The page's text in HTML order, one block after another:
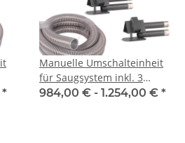
*
Manuelle Umschalteinheit
für Saugsystem inkl. 3
langen Saugsonden
984,00 € - 1.254,00 € *